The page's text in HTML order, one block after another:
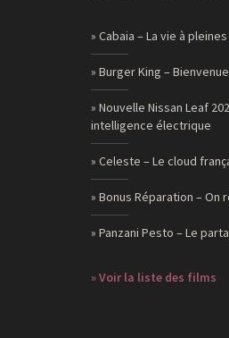
» Cabaia – La vie à
» Burger King –
» Nouvelle Nissan Leaf
intelligence électrique
» Celeste – Le cloud
» Bonus Réparation – On
» Panzani Pesto – Le
» Voir la liste des films